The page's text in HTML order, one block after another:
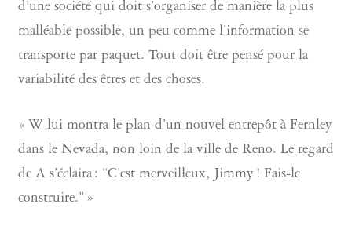
d’une société qui doit s’organiser de manière la plus
malléable possible, un peu comme l’information se
transporte par paquet. Tout doit être pensé pour la
variabilité des êtres et des choses.
« W lui montra le plan d’un nouvel entrepôt à Fernley
dans le Nevada, non loin de la ville de Reno. Le regard
de A s’éclaira : “C’est merveilleux, Jimmy ! Fais-le
construire.” »